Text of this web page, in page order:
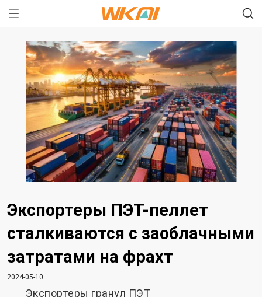
Экспортеры ПЭТ-пеллет
сталкиваются с заоблачными
затратами на фрахт
2024-05-10
Экспортеры гранул ПЭТ